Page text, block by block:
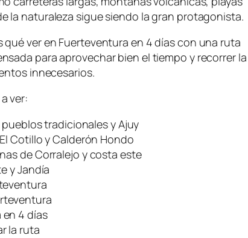
la naturaleza sigue siendo la gran protagonista.
ver en Fuerteventura en 4 días con una ruta
para aprovechar bien el tiempo y recorrer la
innecesarios.
ver:
tradicionales y Ajuy
Cotillo y Calderón Hondo
de Corralejo y costa este
y Jandía
en 4 días
la ruta